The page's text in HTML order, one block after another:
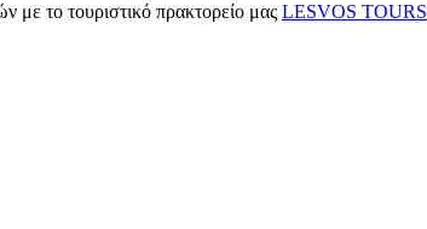
με το τουριστικό πρακτορείο μας LESVOS TOURS